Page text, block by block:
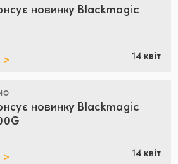
новинку Blackmagic
> 14 квіт
новинку Blackmagic
> 14 квіт